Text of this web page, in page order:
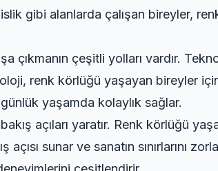
gibi alanlarda çalışan bireyler,
çıkmanın çeşitli yolları vardır.
renk körlüğü yaşayan bireyler
yaşamda kolaylık sağlar.
açıları yaratır. Renk körlüğü
sunar ve sanatın sınırlarını